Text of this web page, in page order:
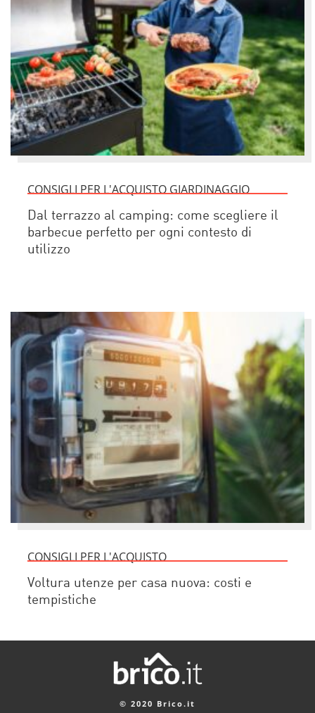
CONSIGLI PER L'ACQUISTO GIARDINAGGIO
Dal terrazzo al camping: come scegliere il
barbecue perfetto per ogni contesto di
utilizzo
CONSIGLI PER L'ACQUISTO
Voltura utenze per casa nuova: costi e
tempistiche
© 2020 Brico.it